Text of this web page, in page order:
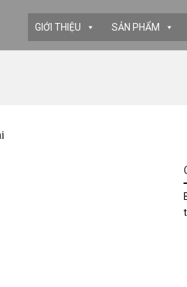
GIỚI THIỆU SẢN PHẨM